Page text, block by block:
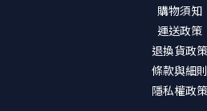
購物須知
運送政策
退換貨政策
條款與細則
隱私權政策